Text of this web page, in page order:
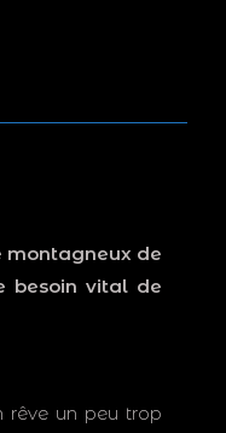
montagneux de
besoin vital de
rêve un peu trop